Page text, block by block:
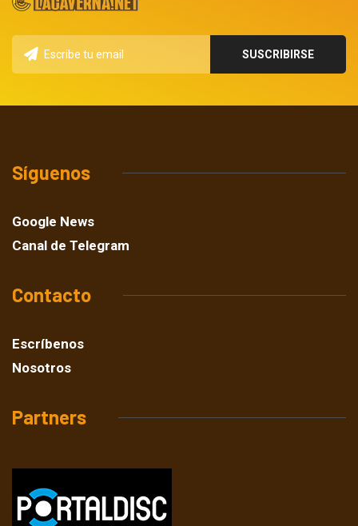
Síguenos
Google News
Canal de Telegram
Contacto
Escríbenos
Nosotros
Partners